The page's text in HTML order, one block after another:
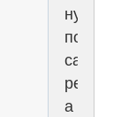
нужно
сайт
а